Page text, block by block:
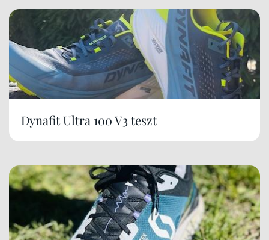
Dynafit Ultra 100 V3 teszt